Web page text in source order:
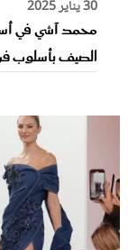
30 يناير 2025
محمد آشي في
الصيف بأسلوب